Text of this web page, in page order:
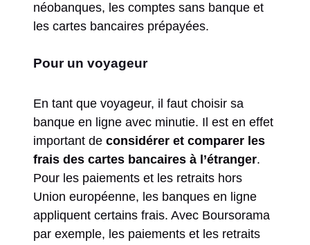
néobanques, les comptes sans banque et
les cartes bancaires prépayées.
Pour un voyageur
En tant que voyageur, il faut choisir sa
banque en ligne avec minutie. Il est en effet
important de considérer et comparer les
frais des cartes bancaires à l’étranger.
Pour les paiements et les retraits hors
Union européenne, les banques en ligne
appliquent certains frais. Avec Boursorama
par exemple, les paiements et les retraits